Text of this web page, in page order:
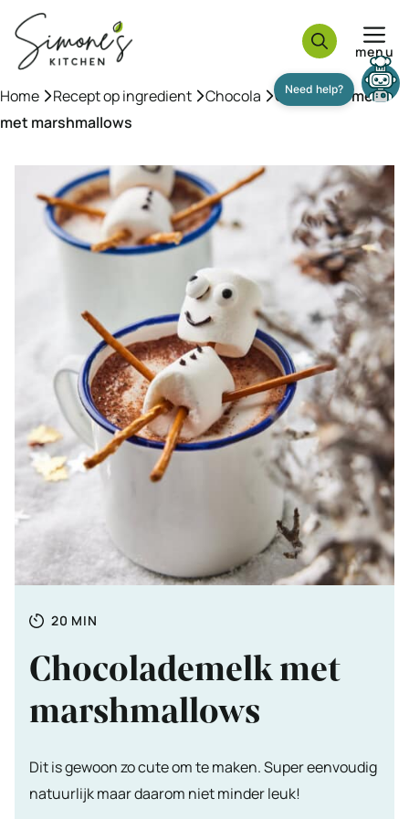
naar
inhoud
menu
Home »Recept op ingredient »Chocola »Chocolademelk
met marshmallows
Totale
20 MINUTEN
MIN
Chocolademelk met
marshmallows
Dit is gewoon zo cute om te maken. Super eenvoudig
natuurlijk maar daarom niet minder leuk!